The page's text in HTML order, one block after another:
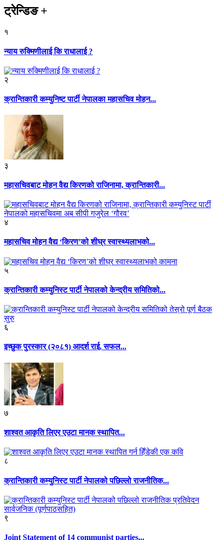
ट्रेन्डिङ+
१
न्याय रुक्मिणीलाई कि राधालाई ?
२
क्रान्तिकारी कम्युनिष्ट पार्टी नेपालका महासचिव मोहन...
३
महासचिवबाट मोहन वैद्य किरणको राजिनामा, क्रान्तिकारी...
४
महासचिव मोहन वैद्य ‘किरण’को शीघ्र स्वास्थ्यलाभको...
५
क्रान्तिकारी कम्युनिस्ट पार्टी नेपालको केन्द्रीय समितिको...
६
इच्छुक पुरस्कार (२०८१) आदर्श राई, सफल...
७
शाश्वत आकृति लिएर एउटा मानक स्थापित...
८
क्रान्तिकारी कम्युनिस्ट पार्टी नेपालको पछिल्लो राजनीतिक...
९
Joint Statement of 14 communist parties...